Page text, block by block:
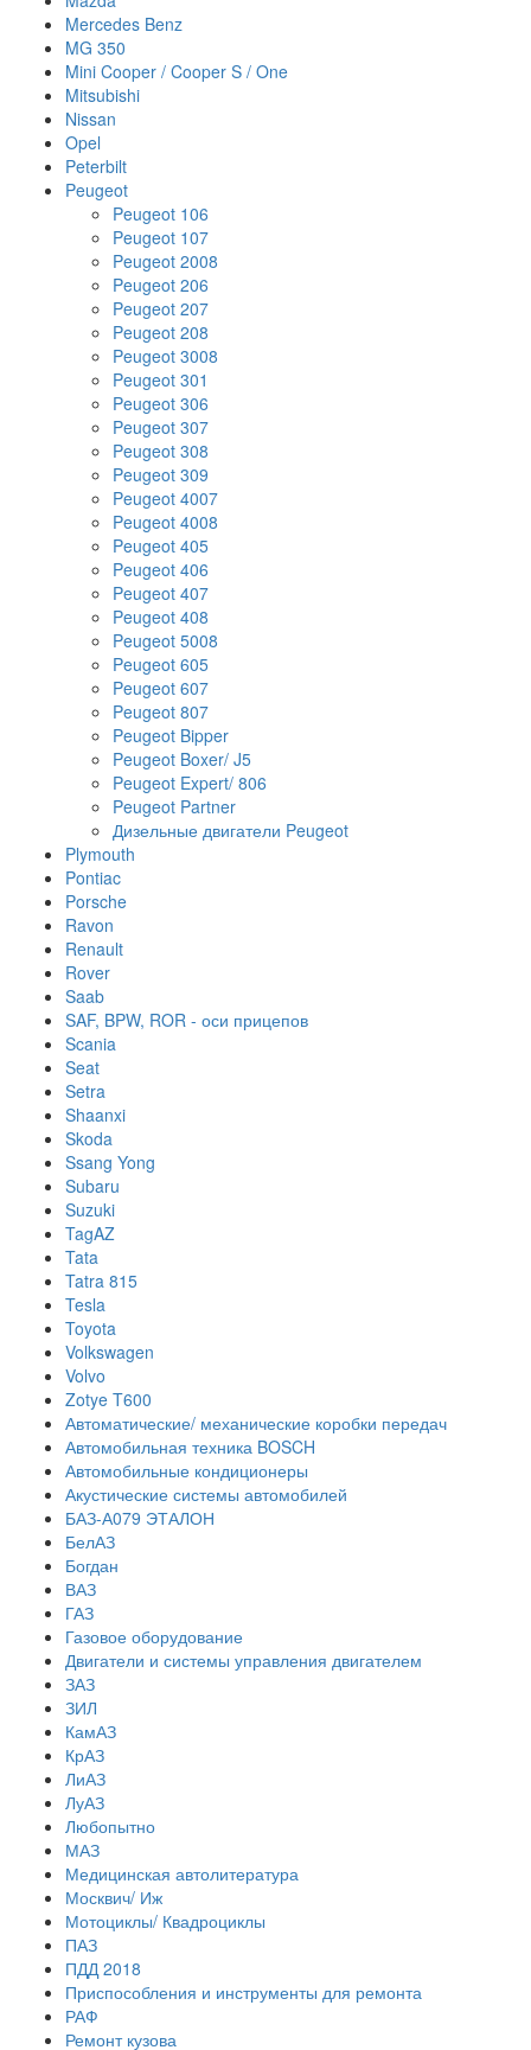
Mercedes Benz
MG 350
Mini Cooper / Cooper S / One
Mitsubishi
Nissan
Opel
Peterbilt
Peugeot
Peugeot 106
Peugeot 107
Peugeot 2008
Peugeot 206
Peugeot 207
Peugeot 208
Peugeot 3008
Peugeot 301
Peugeot 306
Peugeot 307
Peugeot 308
Peugeot 309
Peugeot 4007
Peugeot 4008
Peugeot 405
Peugeot 406
Peugeot 407
Peugeot 408
Peugeot 5008
Peugeot 605
Peugeot 607
Peugeot 807
Peugeot Bipper
Peugeot Boxer/ J5
Peugeot Expert/ 806
Peugeot Partner
Дизельные двигатели Peugeot
Plymouth
Pontiac
Porsche
Ravon
Renault
Rover
Saab
SAF, BPW, ROR - оси прицепов
Scania
Seat
Setra
Shaanxi
Skoda
Ssang Yong
Subaru
Suzuki
TagAZ
Tata
Tatra 815
Tesla
Toyota
Volkswagen
Volvo
Zotye T600
Автоматические/ механические коробки передач
Автомобильная техника BOSCH
Автомобильные кондиционеры
Акустические системы автомобилей
БАЗ-А079 ЭТАЛОН
БелАЗ
Богдан
ВАЗ
ГАЗ
Газовое оборудование
Двигатели и системы управления двигателем
ЗАЗ
ЗИЛ
КамАЗ
КрАЗ
ЛиАЗ
ЛуАЗ
Любопытно
МАЗ
Медицинская автолитература
Москвич/ Иж
Мотоциклы/ Квадроциклы
ПАЗ
ПДД 2018
Приспособления и инструменты для ремонта
РАФ
Ремонт кузова